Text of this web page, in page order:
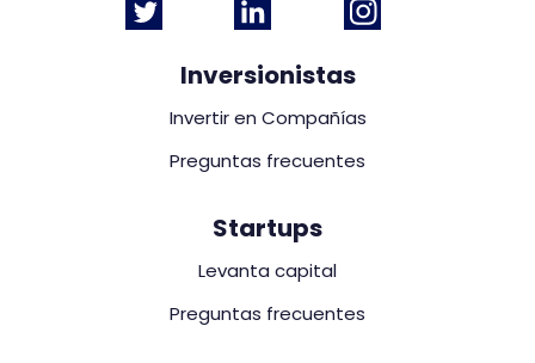
Inversionistas
Invertir en Compañías
Preguntas frecuentes
Startups
Levanta capital
Preguntas frecuentes